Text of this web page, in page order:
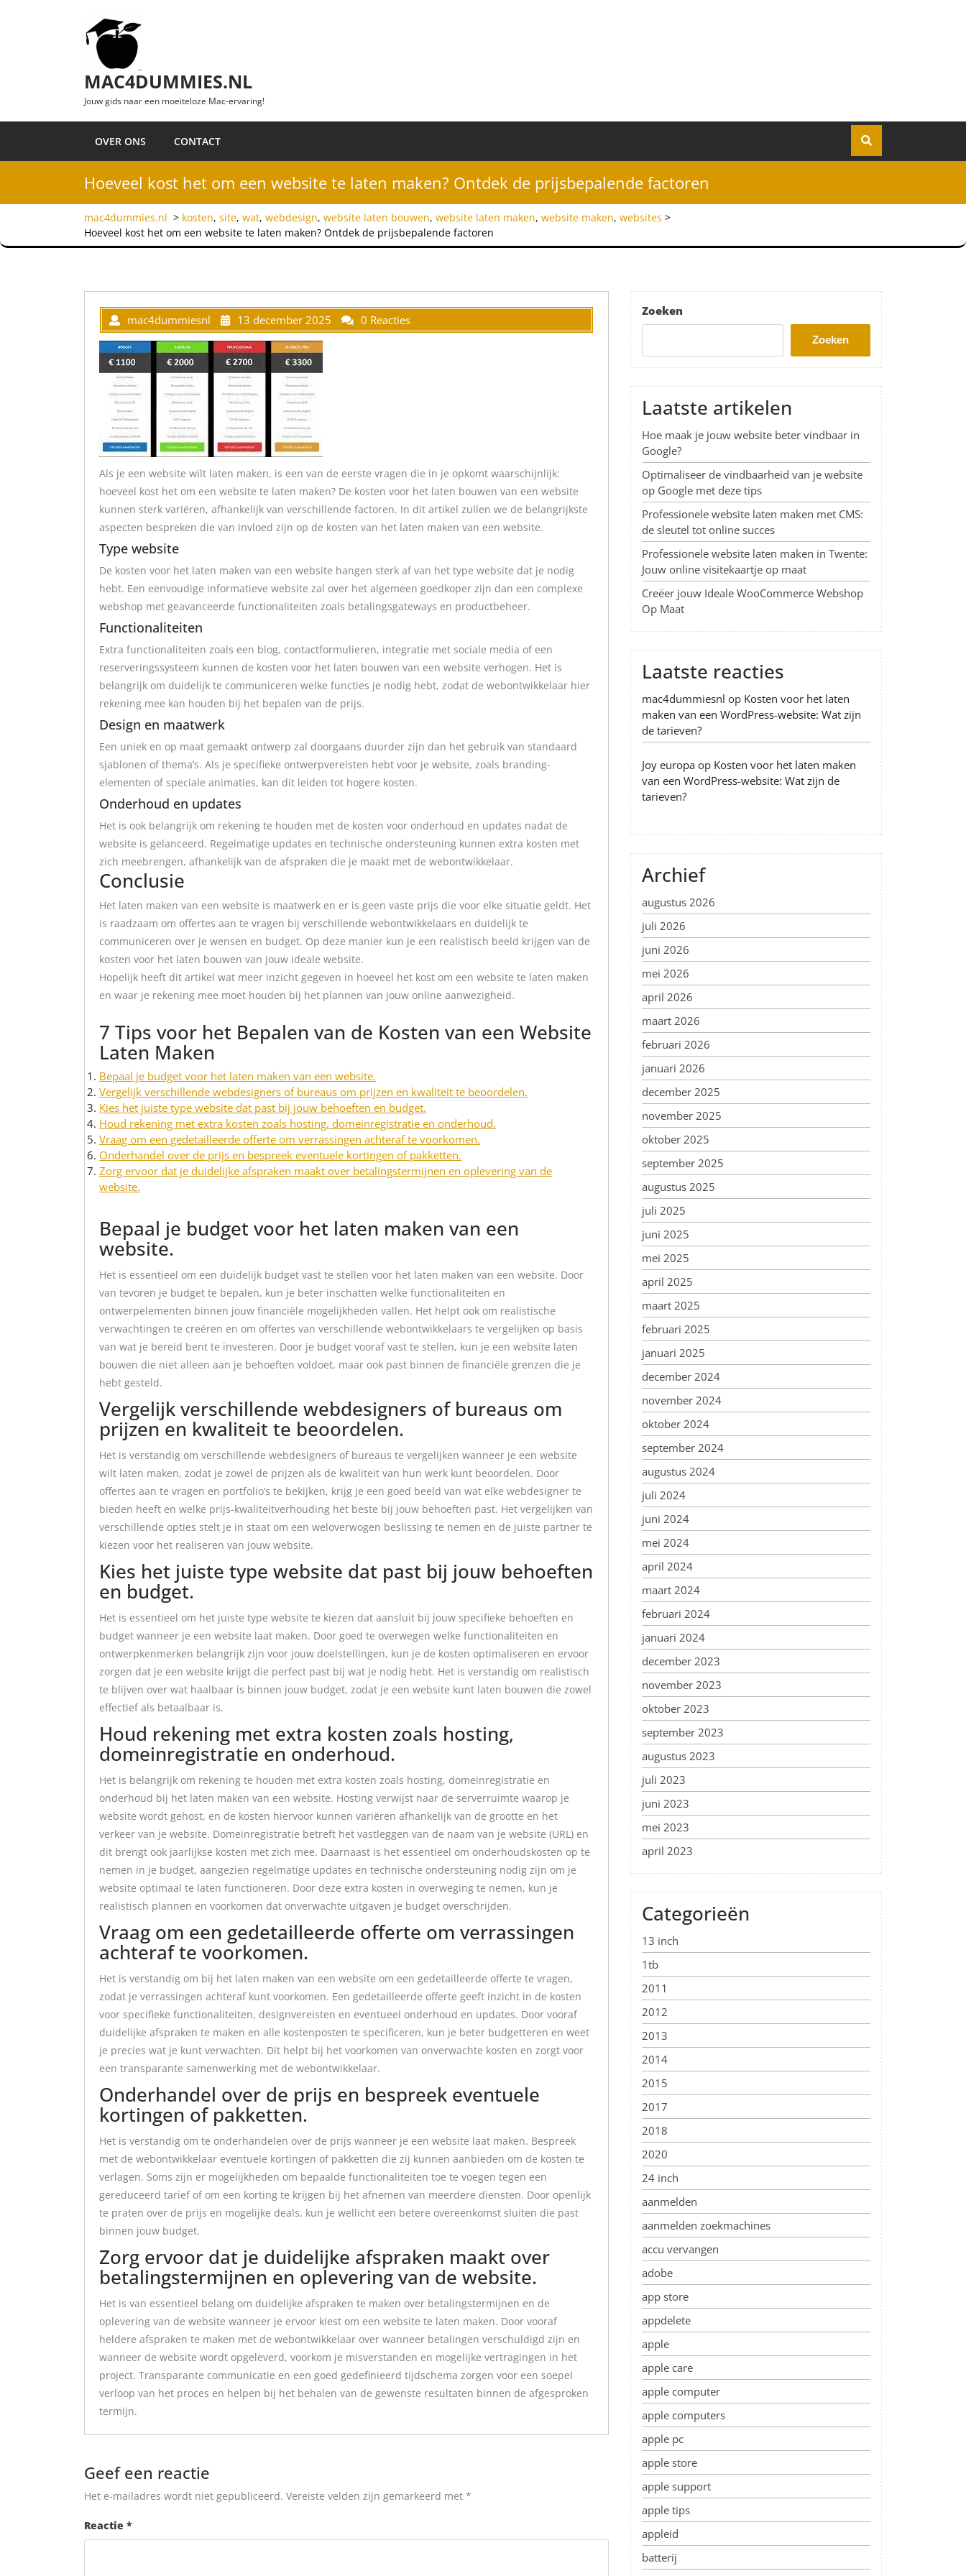
MAC4DUMMIES.NL
Jouw gids naar een moeiteloze Mac-ervaring!
OVER ONS CONTACT
Hoeveel kost het om een website te laten maken? Ontdek de prijsbepalende factoren
mac4dummies.nl > kosten, site, wat, webdesign, website laten bouwen, website laten maken, website maken, websites >
Hoeveel kost het om een website te laten maken? Ontdek de prijsbepalende factoren
mac4dummiesnl 13 december 2025 0 Reacties
Als je een website wilt laten maken, is een van de eerste vragen die in je opkomt waarschijnlijk:
hoeveel kost het om een website te laten maken? De kosten voor het laten bouwen van een website
kunnen sterk variëren, afhankelijk van verschillende factoren. In dit artikel zullen we de belangrijkste
aspecten bespreken die van invloed zijn op de kosten van het laten maken van een website.
Type website
De kosten voor het laten maken van een website hangen sterk af van het type website dat je nodig
hebt. Een eenvoudige informatieve website zal over het algemeen goedkoper zijn dan een complexe
webshop met geavanceerde functionaliteiten zoals betalingsgateways en productbeheer.
Functionaliteiten
Extra functionaliteiten zoals een blog, contactformulieren, integratie met sociale media of een
reserveringssysteem kunnen de kosten voor het laten bouwen van een website verhogen. Het is
belangrijk om duidelijk te communiceren welke functies je nodig hebt, zodat de webontwikkelaar hier
rekening mee kan houden bij het bepalen van de prijs.
Design en maatwerk
Een uniek en op maat gemaakt ontwerp zal doorgaans duurder zijn dan het gebruik van standaard
sjablonen of thema’s. Als je specifieke ontwerpvereisten hebt voor je website, zoals branding-
elementen of speciale animaties, kan dit leiden tot hogere kosten.
Onderhoud en updates
Het is ook belangrijk om rekening te houden met de kosten voor onderhoud en updates nadat de
website is gelanceerd. Regelmatige updates en technische ondersteuning kunnen extra kosten met
zich meebrengen, afhankelijk van de afspraken die je maakt met de webontwikkelaar.
Conclusie
Het laten maken van een website is maatwerk en er is geen vaste prijs die voor elke situatie geldt. Het
is raadzaam om offertes aan te vragen bij verschillende webontwikkelaars en duidelijk te
communiceren over je wensen en budget. Op deze manier kun je een realistisch beeld krijgen van de
kosten voor het laten bouwen van jouw ideale website.
Hopelijk heeft dit artikel wat meer inzicht gegeven in hoeveel het kost om een website te laten maken
en waar je rekening mee moet houden bij het plannen van jouw online aanwezigheid.
7 Tips voor het Bepalen van de Kosten van een Website
Laten Maken
Bepaal je budget voor het laten maken van een website.
Vergelijk verschillende webdesigners of bureaus om prijzen en kwaliteit te beoordelen.
Kies het juiste type website dat past bij jouw behoeften en budget.
Houd rekening met extra kosten zoals hosting, domeinregistratie en onderhoud.
Vraag om een gedetailleerde offerte om verrassingen achteraf te voorkomen.
Onderhandel over de prijs en bespreek eventuele kortingen of pakketten.
Zorg ervoor dat je duidelijke afspraken maakt over betalingstermijnen en oplevering van de
website.
Bepaal je budget voor het laten maken van een
website.
Het is essentieel om een duidelijk budget vast te stellen voor het laten maken van een website. Door
van tevoren je budget te bepalen, kun je beter inschatten welke functionaliteiten en
ontwerpelementen binnen jouw financiële mogelijkheden vallen. Het helpt ook om realistische
verwachtingen te creëren en om offertes van verschillende webontwikkelaars te vergelijken op basis
van wat je bereid bent te investeren. Door je budget vooraf vast te stellen, kun je een website laten
bouwen die niet alleen aan je behoeften voldoet, maar ook past binnen de financiële grenzen die je
hebt gesteld.
Vergelijk verschillende webdesigners of bureaus om
prijzen en kwaliteit te beoordelen.
Het is verstandig om verschillende webdesigners of bureaus te vergelijken wanneer je een website
wilt laten maken, zodat je zowel de prijzen als de kwaliteit van hun werk kunt beoordelen. Door
offertes aan te vragen en portfolio’s te bekijken, krijg je een goed beeld van wat elke webdesigner te
bieden heeft en welke prijs-kwaliteitverhouding het beste bij jouw behoeften past. Het vergelijken van
verschillende opties stelt je in staat om een weloverwogen beslissing te nemen en de juiste partner te
kiezen voor het realiseren van jouw website.
Kies het juiste type website dat past bij jouw behoeften
en budget.
Het is essentieel om het juiste type website te kiezen dat aansluit bij jouw specifieke behoeften en
budget wanneer je een website laat maken. Door goed te overwegen welke functionaliteiten en
ontwerpkenmerken belangrijk zijn voor jouw doelstellingen, kun je de kosten optimaliseren en ervoor
zorgen dat je een website krijgt die perfect past bij wat je nodig hebt. Het is verstandig om realistisch
te blijven over wat haalbaar is binnen jouw budget, zodat je een website kunt laten bouwen die zowel
effectief als betaalbaar is.
Houd rekening met extra kosten zoals hosting,
domeinregistratie en onderhoud.
Het is belangrijk om rekening te houden met extra kosten zoals hosting, domeinregistratie en
onderhoud bij het laten maken van een website. Hosting verwijst naar de serverruimte waarop je
website wordt gehost, en de kosten hiervoor kunnen variëren afhankelijk van de grootte en het
verkeer van je website. Domeinregistratie betreft het vastleggen van de naam van je website (URL) en
dit brengt ook jaarlijkse kosten met zich mee. Daarnaast is het essentieel om onderhoudskosten op te
nemen in je budget, aangezien regelmatige updates en technische ondersteuning nodig zijn om je
website optimaal te laten functioneren. Door deze extra kosten in overweging te nemen, kun je
realistisch plannen en voorkomen dat onverwachte uitgaven je budget overschrijden.
Vraag om een gedetailleerde offerte om verrassingen
achteraf te voorkomen.
Het is verstandig om bij het laten maken van een website om een gedetailleerde offerte te vragen,
zodat je verrassingen achteraf kunt voorkomen. Een gedetailleerde offerte geeft inzicht in de kosten
voor specifieke functionaliteiten, designvereisten en eventueel onderhoud en updates. Door vooraf
duidelijke afspraken te maken en alle kostenposten te specificeren, kun je beter budgetteren en weet
je precies wat je kunt verwachten. Dit helpt bij het voorkomen van onverwachte kosten en zorgt voor
een transparante samenwerking met de webontwikkelaar.
Onderhandel over de prijs en bespreek eventuele
kortingen of pakketten.
Het is verstandig om te onderhandelen over de prijs wanneer je een website laat maken. Bespreek
met de webontwikkelaar eventuele kortingen of pakketten die zij kunnen aanbieden om de kosten te
verlagen. Soms zijn er mogelijkheden om bepaalde functionaliteiten toe te voegen tegen een
gereduceerd tarief of om een korting te krijgen bij het afnemen van meerdere diensten. Door openlijk
te praten over de prijs en mogelijke deals, kun je wellicht een betere overeenkomst sluiten die past
binnen jouw budget.
Zorg ervoor dat je duidelijke afspraken maakt over
betalingstermijnen en oplevering van de website.
Het is van essentieel belang om duidelijke afspraken te maken over betalingstermijnen en de
oplevering van de website wanneer je ervoor kiest om een website te laten maken. Door vooraf
heldere afspraken te maken met de webontwikkelaar over wanneer betalingen verschuldigd zijn en
wanneer de website wordt opgeleverd, voorkom je misverstanden en mogelijke vertragingen in het
project. Transparante communicatie en een goed gedefinieerd tijdschema zorgen voor een soepel
verloop van het proces en helpen bij het behalen van de gewenste resultaten binnen de afgesproken
termijn.
Geef een reactie
Het e-mailadres wordt niet gepubliceerd. Vereiste velden zijn gemarkeerd met *
Reactie *
Zoeken
Zoeken
Laatste artikelen
Hoe maak je jouw website beter vindbaar in
Google?
Optimaliseer de vindbaarheid van je website
op Google met deze tips
Professionele website laten maken met CMS:
de sleutel tot online succes
Professionele website laten maken in Twente:
Jouw online visitekaartje op maat
Creëer jouw Ideale WooCommerce Webshop
Op Maat
Laatste reacties
mac4dummiesnl op Kosten voor het laten
maken van een WordPress-website: Wat zijn
de tarieven?
Joy europa op Kosten voor het laten maken
van een WordPress-website: Wat zijn de
tarieven?
Archief
augustus 2026
juli 2026
juni 2026
mei 2026
april 2026
maart 2026
februari 2026
januari 2026
december 2025
november 2025
oktober 2025
september 2025
augustus 2025
juli 2025
juni 2025
mei 2025
april 2025
maart 2025
februari 2025
januari 2025
december 2024
november 2024
oktober 2024
september 2024
augustus 2024
juli 2024
juni 2024
mei 2024
april 2024
maart 2024
februari 2024
januari 2024
december 2023
november 2023
oktober 2023
september 2023
augustus 2023
juli 2023
juni 2023
mei 2023
april 2023
Categorieën
13 inch
1tb
2011
2012
2013
2014
2015
2017
2018
2020
24 inch
aanmelden
aanmelden zoekmachines
accu vervangen
adobe
app store
appdelete
apple
apple care
apple computer
apple computers
apple pc
apple store
apple support
apple tips
appleid
batterij